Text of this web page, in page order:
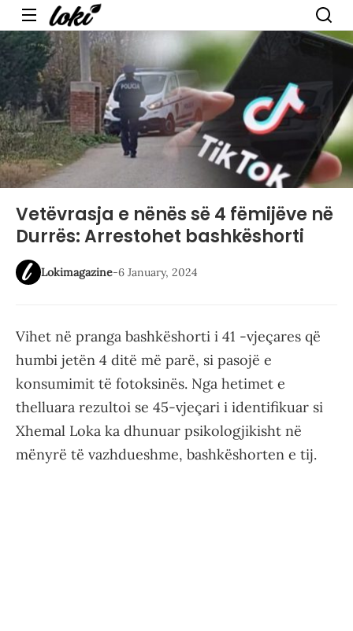
Menu
Vetëvrasja e nënës së 4 fëmijëve në
Durrës: Arrestohet bashkëshorti
Lokimagazine-6 January, 2024
Vihet në pranga bashkëshorti i 41 -vjeçares që
humbi jetën 4 ditë më parë, si pasojë e
konsumimit të fotoksinës. Nga hetimet e
thelluara rezultoi se 45-vjeçari i identifikuar si
Xhemal Loka ka dhunuar psikologjikisht në
mënyrë të vazhdueshme, bashkëshorten e tij.